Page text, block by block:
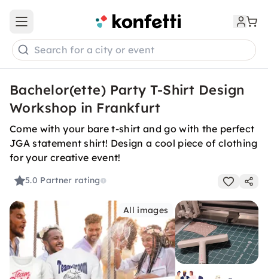
Open main menu
Search for a city or event
Bachelor(ette) Party T-Shirt Design
Workshop in Frankfurt
Come with your bare t-shirt and go with the perfect
JGA statement shirt! Design a cool piece of clothing
for your creative event!
5.0 Partner rating
All images